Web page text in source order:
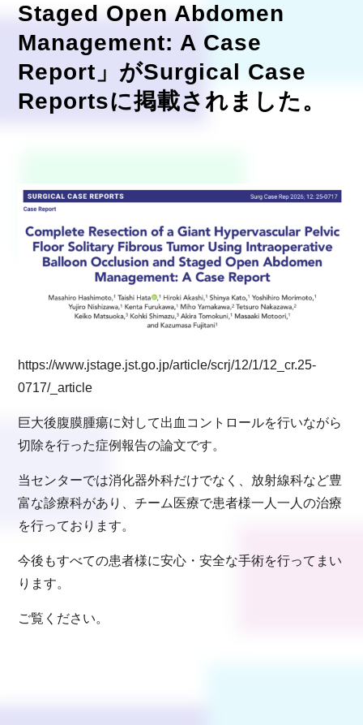
Staged Open Abdomen
Management: A Case
Report」がSurgical Case
Reportsに掲載されました。
https://www.jstage.jst.go.jp/article/scrj/12/1/12_cr.25-
0717/_article
巨大後腹膜腫瘍に対して出血コントロールを行いながら
切除を行った症例報告の論文です。
当センターでは消化器外科だけでなく、放射線科など豊
富な診療科があり、チーム医療で患者様一人一人の治療
を行っております。
今後もすべての患者様に安心・安全な手術を行ってまい
ります。
ご覧ください。